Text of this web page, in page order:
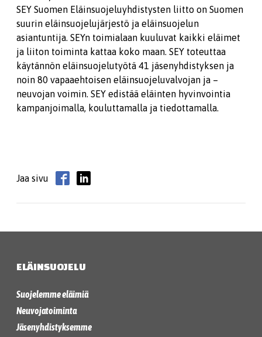
SEY Suomen Eläinsuojeluyhdistysten liitto on Suomen
suurin eläinsuojelujärjestö ja eläinsuojelun
asiantuntija. SEYn toimialaan kuuluvat kaikki eläimet
ja liiton toiminta kattaa koko maan. SEY toteuttaa
käytännön eläinsuojelutyötä 41 jäsenyhdistyksen ja
noin 80 vapaaehtoisen eläinsuojeluvalvojan ja –
neuvojan voimin. SEY edistää eläinten hyvinvointia
kampanjoimalla, kouluttamalla ja tiedottamalla.
Jaa sivu
ELÄINSUOJELU
Suojelemme eläimiä
Neuvojatoiminta
Jäsenyhdistyksemme